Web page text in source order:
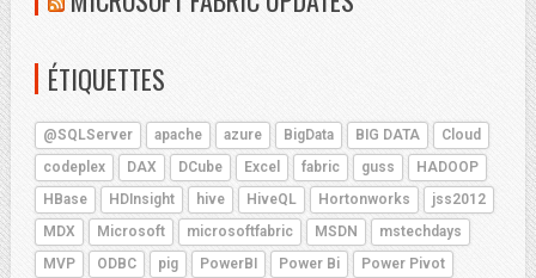
ÉTIQUETTES
@SQLServer apache azure BigData BIG DATA
Cloud
codeplex
DAX DCube Excel fabric guss
HADOOP
HBase
HDInsight hive HiveQL Hortonworks
jss2012
MDX
Microsoft microsoftfabric MSDN
mstechdays
MVP
ODBC pig PowerBI Power Bi Power Pivot